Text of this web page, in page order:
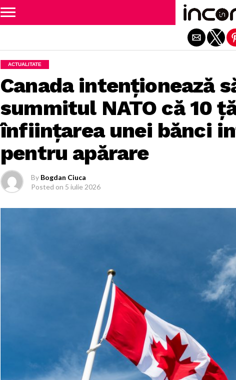
ACTUALITATE
Canada intenţionează
summitul NATO că 10
înfiinţarea unei bănci
pentru apărare
By Bogdan Ciuca
Posted on 5 iulie 2026
Exit mobile